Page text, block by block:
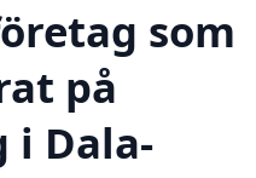
som
på
Dala-